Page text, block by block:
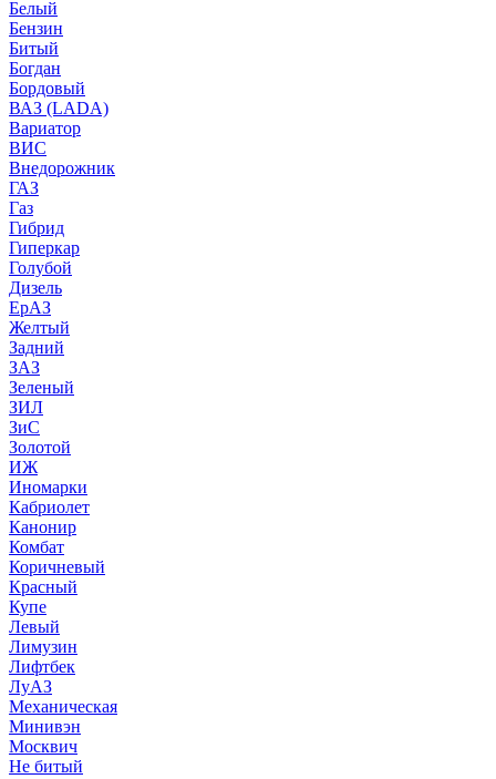
Белый
Бензин
Битый
Богдан
Бордовый
ВАЗ (LADA)
Вариатор
ВИС
Внедорожник
ГАЗ
Газ
Гибрид
Гиперкар
Голубой
Дизель
ЕрАЗ
Желтый
Задний
ЗАЗ
Зеленый
ЗИЛ
ЗиС
Золотой
ИЖ
Иномарки
Кабриолет
Канонир
Комбат
Коричневый
Красный
Купе
Левый
Лимузин
Лифтбек
ЛуАЗ
Механическая
Минивэн
Москвич
Не битый